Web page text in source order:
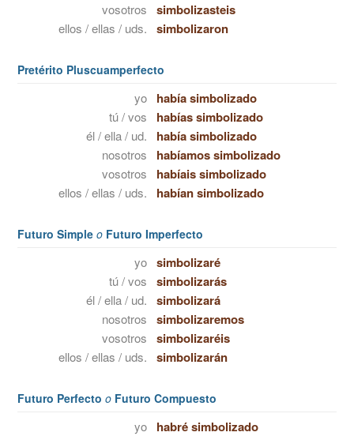
vosotros simbolizasteis
ellos / ellas / uds. simbolizaron
Pretérito Pluscuamperfecto
yo había simbolizado
tú / vos habías simbolizado
él / ella / ud. había simbolizado
nosotros habíamos simbolizado
vosotros habíais simbolizado
ellos / ellas / uds. habían simbolizado
Futuro Simple o Futuro Imperfecto
yo simbolizaré
tú / vos simbolizarás
él / ella / ud. simbolizará
nosotros simbolizaremos
vosotros simbolizaréis
ellos / ellas / uds. simbolizarán
Futuro Perfecto o Futuro Compuesto
yo habré simbolizado